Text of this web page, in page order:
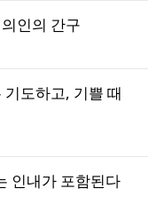
인의 간구
수
도하고, 기쁠 때
인내가 포함된다